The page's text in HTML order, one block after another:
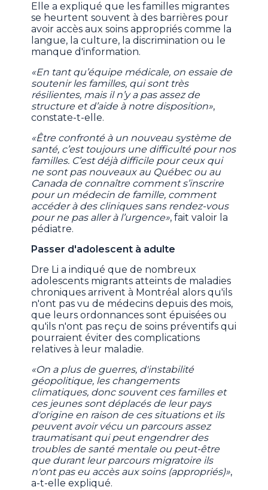
Elle a expliqué que les familles migrantes
se heurtent souvent à des barrières pour
avoir accès aux soins appropriés comme la
langue, la culture, la discrimination ou le
manque d'information.
«En tant qu’équipe médicale, on essaie de
soutenir les familles, qui sont très
résilientes, mais il n’y a pas assez de
structure et d’aide à notre disposition»,
constate-t-elle.
«Être confronté à un nouveau système de
santé, c’est toujours une difficulté pour nos
familles. C’est déjà difficile pour ceux qui
ne sont pas nouveaux au Québec ou au
Canada de connaître comment s’inscrire
pour un médecin de famille, comment
accéder à des cliniques sans rendez-vous
pour ne pas aller à l’urgence», fait valoir la
pédiatre.
Passer d'adolescent à adulte
Dre Li a indiqué que de nombreux
adolescents migrants atteints de maladies
chroniques arrivent à Montréal alors qu'ils
n'ont pas vu de médecins depuis des mois,
que leurs ordonnances sont épuisées ou
qu'ils n'ont pas reçu de soins préventifs qui
pourraient éviter des complications
relatives à leur maladie.
«On a plus de guerres, d'instabilité
géopolitique, les changements
climatiques, donc souvent ces familles et
ces jeunes sont déplacés de leur pays
d'origine en raison de ces situations et ils
peuvent avoir vécu un parcours assez
traumatisant qui peut engendrer des
troubles de santé mentale ou peut-être
que durant leur parcours migratoire ils
n'ont pas eu accès aux soins (appropriés)»,
a-t-elle expliqué.